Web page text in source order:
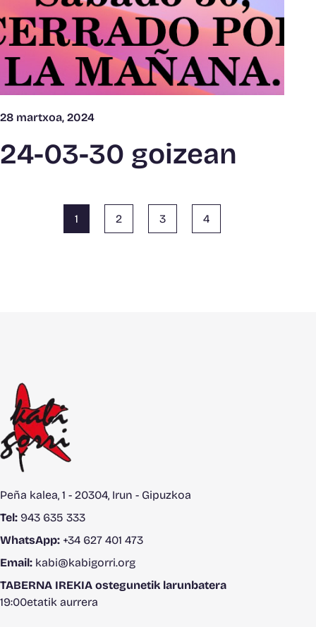
28 martxoa, 2024
24-03-30 goizean
1 2 3 4
Peña kalea, 1 - 20304, Irun - Gipuzkoa
Tel: 943 635 333
WhatsApp: +34 627 401 473
Email: kabi@kabigorri.org
TABERNA IREKIA ostegunetik larunbatera
19:00etatik aurrera